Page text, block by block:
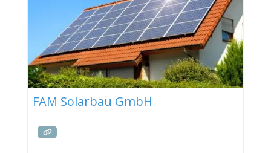
FAM Solarbau GmbH